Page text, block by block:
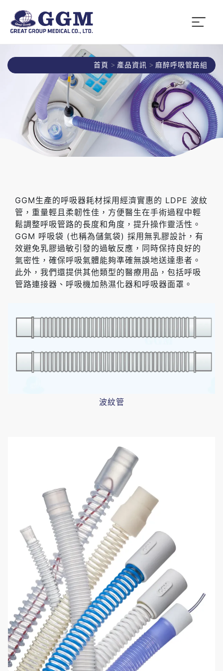
首頁 產品資訊 麻醉呼吸管路組
GGM生產的呼吸器耗材採用經濟實惠的 LDPE 波紋
管，重量輕且柔韌性佳，方便醫生在手術過程中輕
鬆調整呼吸管路的長度和角度，提升操作靈活性。
GGM 呼吸袋 (也稱為儲氣袋) 採用無乳膠設計，有
效避免乳膠過敏引發的過敏反應，同時保持良好的
氣密性，確保呼吸氣體能夠準確無誤地送達患者。
此外，我們還提供其他類型的醫療用品，包括呼吸
管路連接器、呼吸機加熱濕化器和呼吸器面罩。
波紋管